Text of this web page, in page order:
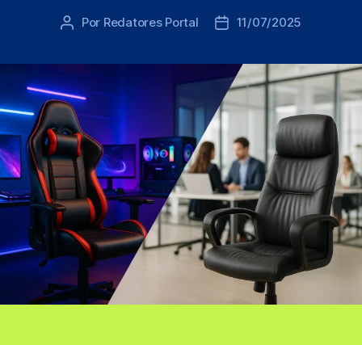
Autor
Por Redatores Portal
Data11/07/2025